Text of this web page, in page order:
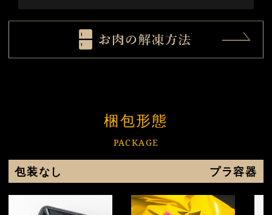
梱包形態
PACKAGE
包装なし プラ容器